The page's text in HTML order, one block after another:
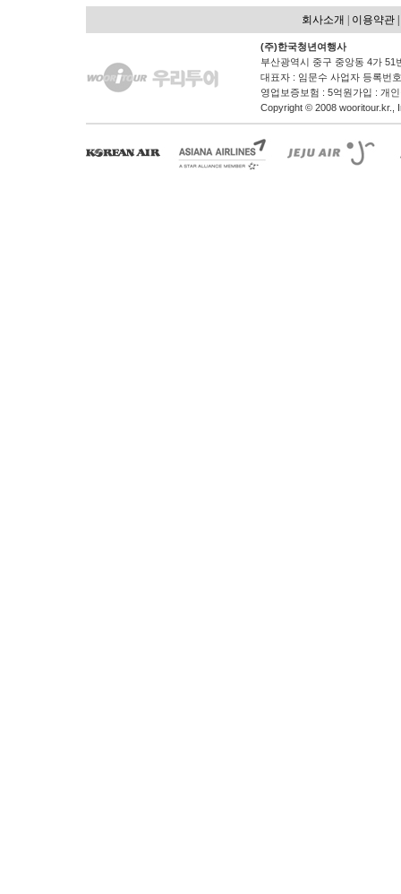
회사소개 이용약관 |
(주)한국청년여행사
부산광역시 중구 중앙동 4가 51
대표자 : 임문수 사업자 등록번
영업보증보험 : 5억원가입 : 개
Copyright © 2008 wooritour.kr.,